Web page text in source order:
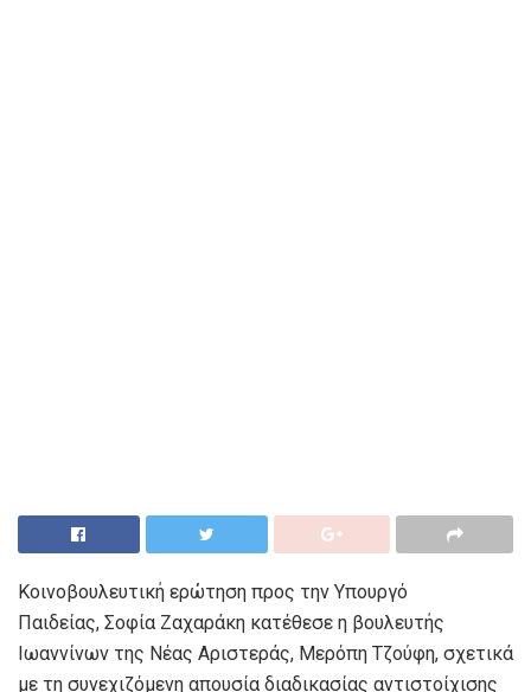
Κοινοβουλευτική ερώτηση προς την Υπουργό
Παιδείας, Σοφία Ζαχαράκη κατέθεσε η βουλευτής
Ιωαννίνων της Νέας Αριστεράς, Μερόπη Τζούφη, σχετικά
με τη συνεχιζόμενη απουσία διαδικασίας αντιστοίχισης